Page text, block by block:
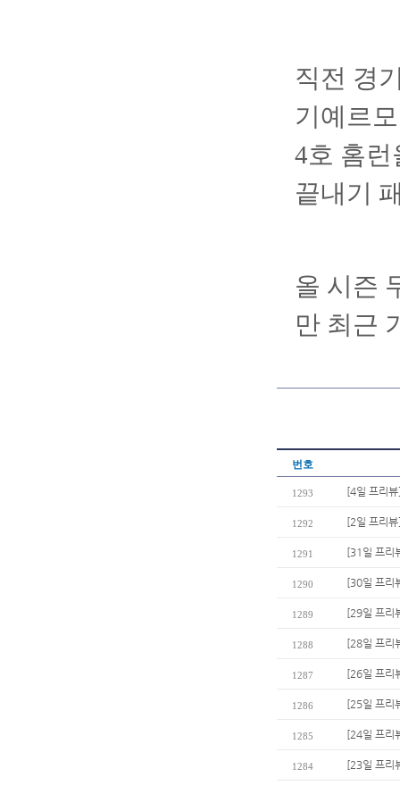
직전 경
기예르
4호 홈런
끝내기
올 시즌
만 최근
번호
1293 [4일 프리
1292 [2일 프리
1291 [31일 프리
1290 [30일 프리
1289 [29일 프리
1288 [28일 프리
1287 [26일 프리
1286 [25일 프리
1285 [24일 프리
1284 [23일 프리